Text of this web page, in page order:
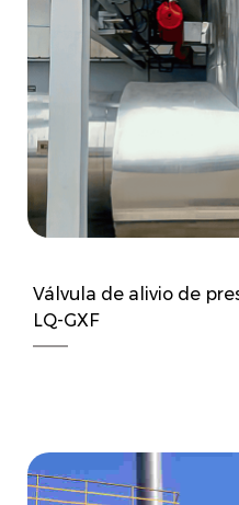
Válvula de alivio de
LQ-GXF